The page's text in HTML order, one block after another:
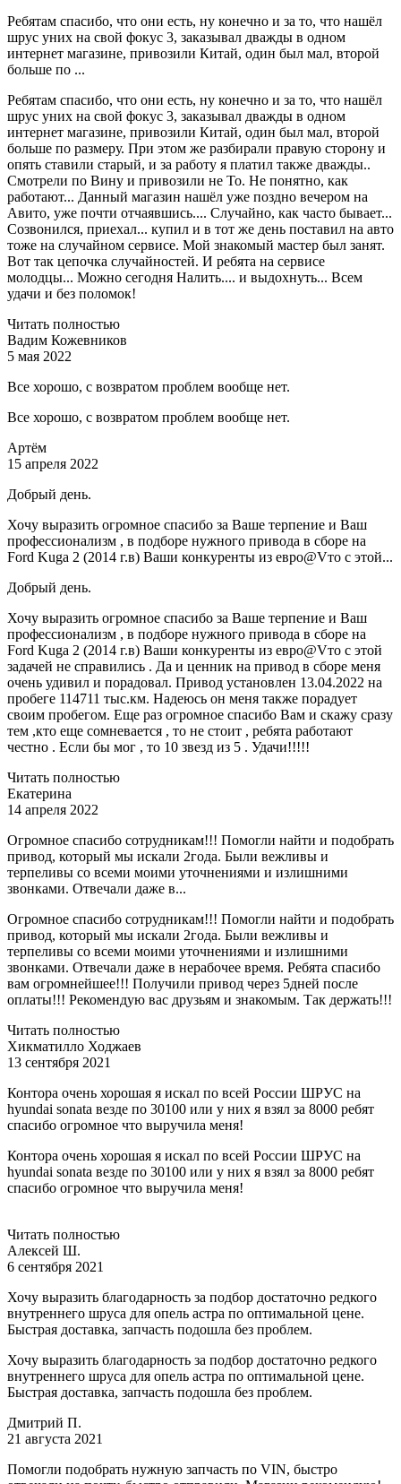
Ребятам спасибо, что они есть, ну конечно и за то, что нашёл
шрус уних на свой фокус 3, заказывал дважды в одном
интернет магазине, привозили Китай, один был мал, второй
больше по ...
Ребятам спасибо, что они есть, ну конечно и за то, что нашёл
шрус уних на свой фокус 3, заказывал дважды в одном
интернет магазине, привозили Китай, один был мал, второй
больше по размеру. При этом же разбирали правую сторону и
опять ставили старый, и за работу я платил также дважды..
Смотрели по Вину и привозили не То. Не понятно, как
работают... Данный магазин нашёл уже поздно вечером на
Авито, уже почти отчаявшись.... Случайно, как часто бывает...
Созвонился, приехал... купил и в тот же день поставил на авто
тоже на случайном сервисе. Мой знакомый мастер был занят.
Вот так цепочка случайностей. И ребята на сервисе
молодцы... Можно сегодня Налить.... и выдохнуть... Всем
удачи и без поломок!
Читать полностью
Вадим Кожевников
5 мая 2022
Все хорошо, с возвратом проблем вообще нет.
Все хорошо, с возвратом проблем вообще нет.
Артём
15 апреля 2022
Добрый день.
Хочу выразить огромное спасибо за Ваше терпение и Ваш
профессионализм , в подборе нужного привода в сборе на
Ford Kuga 2 (2014 г.в) Ваши конкуренты из евро@Vто с этой...
Добрый день.
Хочу выразить огромное спасибо за Ваше терпение и Ваш
профессионализм , в подборе нужного привода в сборе на
Ford Kuga 2 (2014 г.в) Ваши конкуренты из евро@Vто с этой
задачей не справились . Да и ценник на привод в сборе меня
очень удивил и порадовал. Привод установлен 13.04.2022 на
пробеге 114711 тыс.км. Надеюсь он меня также порадует
своим пробегом. Еще раз огромное спасибо Вам и скажу сразу
тем ,кто еще сомневается , то не стоит , ребята работают
честно . Если бы мог , то 10 звезд из 5 . Удачи!!!!!
Читать полностью
Екатерина
14 апреля 2022
Огромное спасибо сотрудникам!!! Помогли найти и подобрать
привод, который мы искали 2года. Были вежливы и
терпеливы со всеми моими уточнениями и излишними
звонками. Отвечали даже в...
Огромное спасибо сотрудникам!!! Помогли найти и подобрать
привод, который мы искали 2года. Были вежливы и
терпеливы со всеми моими уточнениями и излишними
звонками. Отвечали даже в нерабочее время. Ребята спасибо
вам огромнейшее!!! Получили привод через 5дней после
оплаты!!! Рекомендую вас друзьям и знакомым. Так держать!!!
Читать полностью
Хикматилло Ходжаев
13 сентября 2021
Контора очень хорошая я искал по всей России ШРУС на
hyundai sonata везде по 30100 или у них я взял за 8000 ребят
спасибо огромное что выручила меня!
Контора очень хорошая я искал по всей России ШРУС на
hyundai sonata везде по 30100 или у них я взял за 8000 ребят
спасибо огромное что выручила меня!
Читать полностью
Алексей Ш.
6 сентября 2021
Хочу выразить благодарность за подбор достаточно редкого
внутреннего шруса для опель астра по оптимальной цене.
Быстрая доставка, запчасть подошла без проблем.
Хочу выразить благодарность за подбор достаточно редкого
внутреннего шруса для опель астра по оптимальной цене.
Быстрая доставка, запчасть подошла без проблем.
Дмитрий П.
21 августа 2021
Помогли подобрать нужную запчасть по VIN, быстро